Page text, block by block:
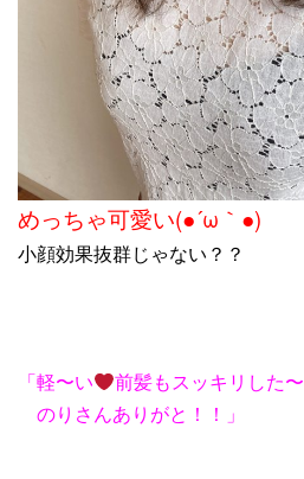
めっちゃ可愛い(●´ω｀●)
小顔効果抜群じゃない？？
「軽〜い
前髪もスッキリした〜
のりさんありがと！！」